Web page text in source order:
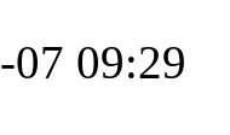
09:29